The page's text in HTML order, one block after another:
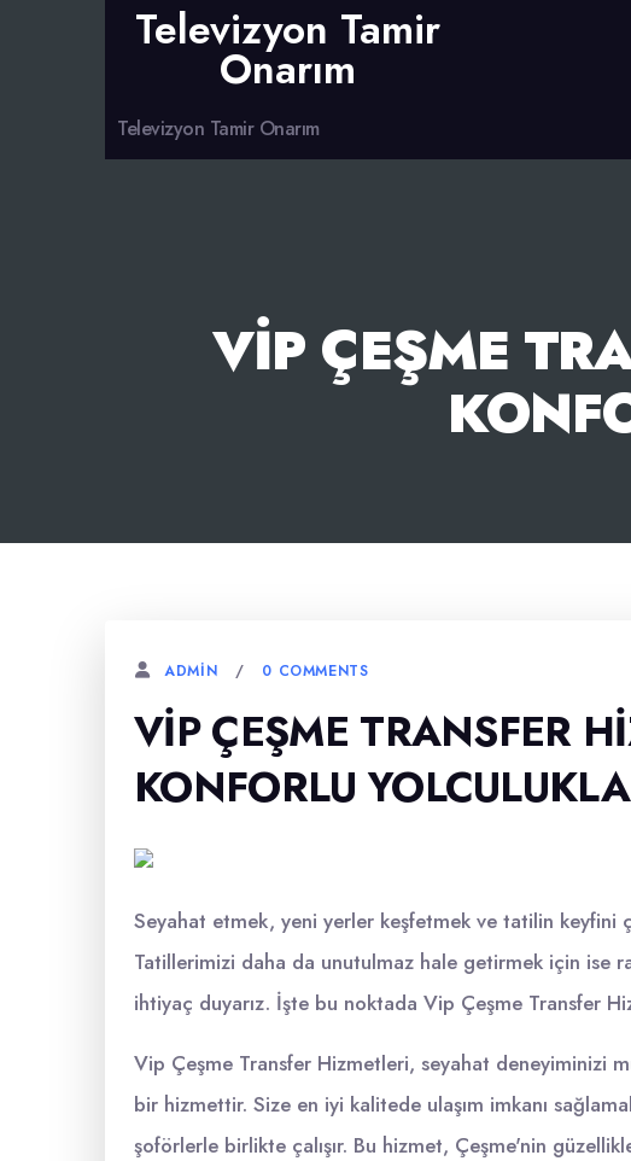
Televizyon Tamir
Onarım
Televizyon Tamir Onarım
VIP ÇEŞME
ADMIN 0 COMMENTS
VIP ÇEŞME TRANSFER
KONFORLU
Seyahat etmek, yeni yerler keşfetmek ve tatilin keyfini
Tatillerimizi daha da unutulmaz hale getirmek için ise
ihtiyaç duyarız. İşte bu noktada Vip Çeşme Transfer
Vip Çeşme Transfer Hizmetleri, seyahat deneyiminizi
bir hizmettir. Size en iyi kalitede ulaşım imkanı
şoförlerle birlikte çalışır. Bu hizmet, Çeşme'nin